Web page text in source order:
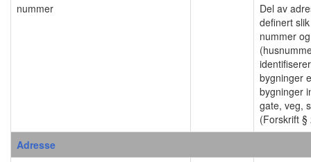
nummer
Del av
definert
nummer
bygninger
bygninger
gate, veg,
(Forskrift §
Adresse